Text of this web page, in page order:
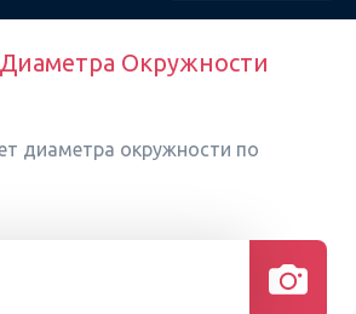
Окружности
диаметра окружности по